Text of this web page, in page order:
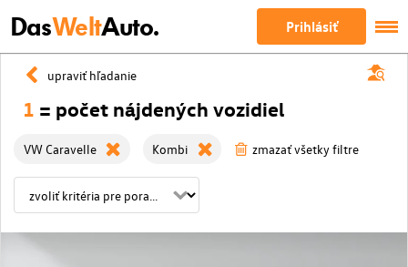
DasWeltAuto. Prihlásiť
upraviť hľadanie
1 = počet nájdených vozidiel
VW Caravelle Kombi zmazať všetky filtre